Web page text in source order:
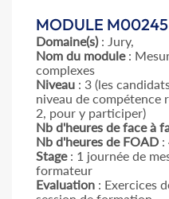
MODULE M00245
Domaine(s): Jury,
Nom du module:
complexes
Niveau : 3 (les
niveau de compétence
2, pour y participer)
Nb d'heures de face à
Nb d'heures de FOAD :
Stage: 1 journée de
formateur
Evaluation : Exercices